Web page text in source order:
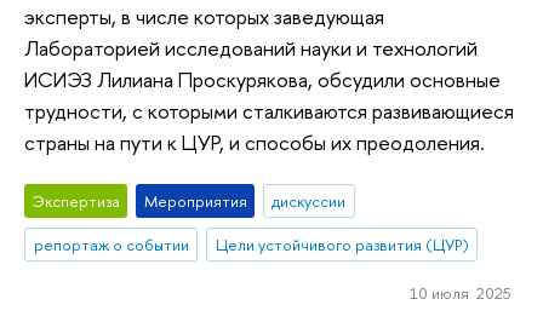
эксперты, в числе которых заведующая
Лабораторией исследований науки и технологий
ИСИЭЗ Лилиана Проскурякова, обсудили основные
трудности, с которыми сталкиваются развивающиеся
страны на пути к ЦУР, и способы их преодоления.
Экспертиза Мероприятия
дискуссии
репортаж о событии
Цели устойчивого развития (ЦУР)
10 июля 2025